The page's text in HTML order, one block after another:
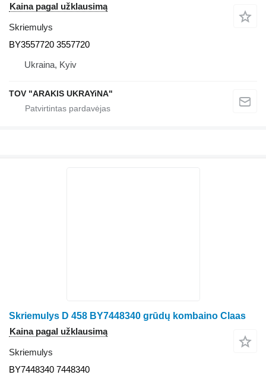
Kaina pagal užklausimą
Skriemulys
BY3557720 3557720
Ukraina, Kyiv
TOV "ARAKIS UKRAYiNA"
Skriemulys D 458 BY7448340 grūdų kombaino Claas
Kaina pagal užklausimą
Skriemulys
BY7448340 7448340